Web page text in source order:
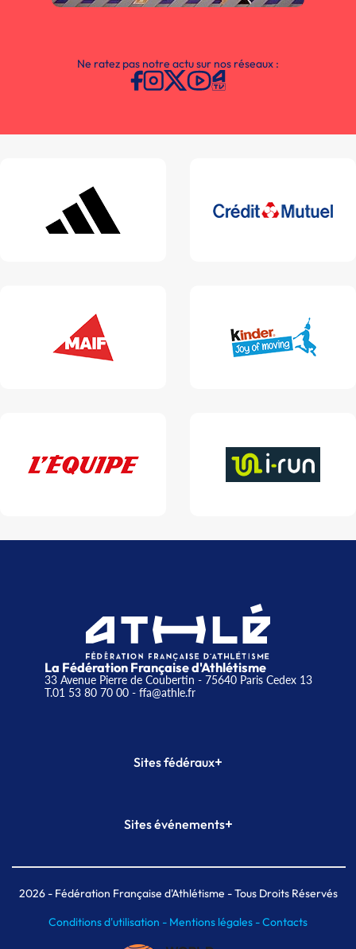
Ne ratez pas notre actu sur nos réseaux :
La Fédération Française d'Athlétisme
33 Avenue Pierre de Coubertin - 75640 Paris Cedex 13
T.01 53 80 70 00- ffa@athle.fr
Sites fédéraux+
Plateforme Formation
Sites événements+
Meeting de Paris indoor
MAIF Ekiden de Paris
2026- Fédération Française d'Athlétisme - Tous Droits Réservés
Conditions d'utilisation - Mentions légales -Contacts